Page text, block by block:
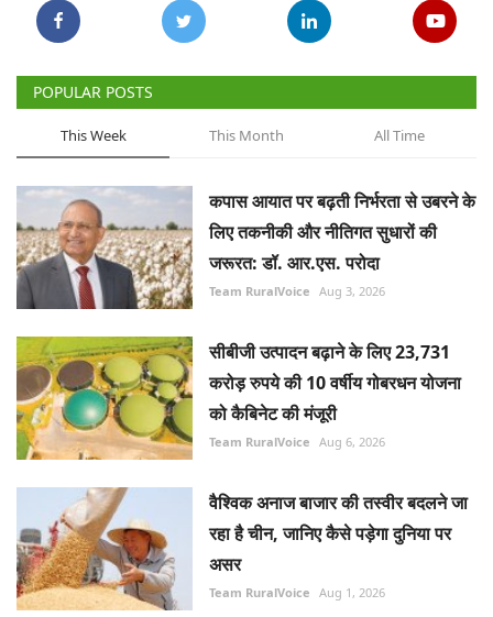
POPULAR POSTS
This Week This Month All Time
कपास आयात पर बढ़ती निर्भरता से उबरने के
लिए तकनीकी और नीतिगत सुधारों की
जरूरत: डॉ. आर.एस. परोदा
Team RuralVoice Aug 3, 2026
सीबीजी उत्पादन बढ़ाने के लिए 23,731
करोड़ रुपये की 10 वर्षीय गोबरधन योजना
को कैबिनेट की मंजूरी
Team RuralVoice Aug 6, 2026
वैश्विक अनाज बाजार की तस्वीर बदलने जा
रहा है चीन, जानिए कैसे पड़ेगा दुनिया पर
असर
Team RuralVoice Aug 1, 2026